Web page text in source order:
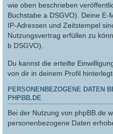
wie oben beschrieben
Buchstabe a DSGVO). Deine
IP-Adressen und Zeitstempel
Nutzungsvertrag erfüllen zu
b DSGVO).
Du kannst die erteilte
von dir in deinem Profil
PERSONENBEZOGENE DATEN
PHPBB.DE
Bei der Nutzung von phpBB.de
personenbezogene Daten